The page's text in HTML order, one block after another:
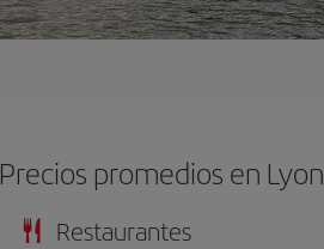
Precios promedios en Lyon
Restaurantes